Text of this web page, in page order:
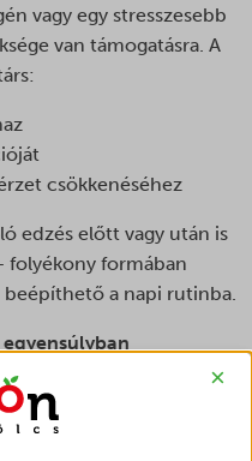
vagy egy stresszesebb
van támogatásra. A
csökkenéséhez
edzés előtt vagy után is
folyékony formában
beépíthető a napi rutinba.
előnye, hogy nem
harmonikusan
×